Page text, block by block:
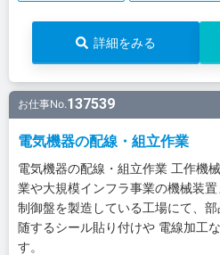
詳細をみる
お仕事No.137539
電気機器の配線・組立作業
電気機器の配線・組立作業 工作機
業や大規模インフラ事業の機械装
制御盤を製造している工場にて、
随するシール貼り付けや 電線加工
す。